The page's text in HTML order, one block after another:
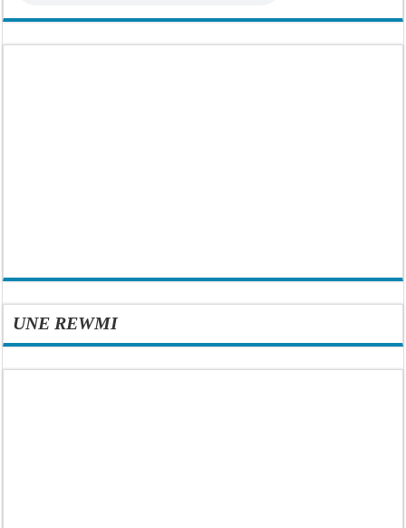
UNE REWMI